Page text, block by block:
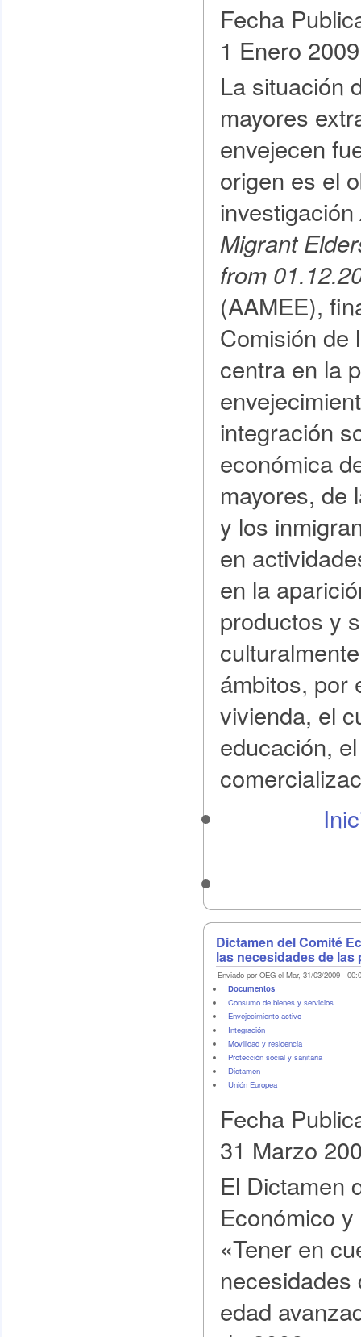
Fecha
1 Enero 2009
La situación
mayores
envejecen
origen es el
investigación
Migrant
from
(AAMEE),
Comisión de
centra en la
integración
económica
mayores, de
y los
en
en la
productos y
ámbitos, por
vivienda, el
educación,
Dictamen del Comité
las necesidades de las
Enviado por OEG el Mar, 31/03/2009 -
Documentos
Consumo de bienes y servicios
Envejecimiento activo
Integración
Movilidad y residencia
Protección social y sanitaria
Dictamen
Unión Europea
Fecha
31 Marzo
El Dictamen
Económico
«Tener en
edad